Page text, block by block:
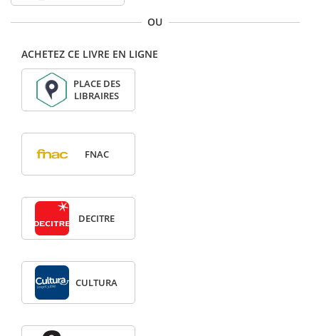
OU
ACHETEZ CE LIVRE EN LIGNE
PLACE DES
LIBRAIRES
FNAC
DECITRE
CULTURA